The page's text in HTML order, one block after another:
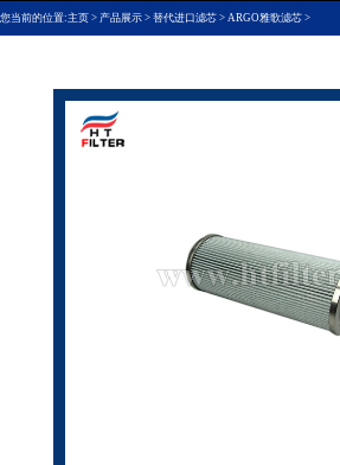
您当前的位置:主页 > 产品展示 > 替代进口滤芯 > ARGO雅歌滤芯 >